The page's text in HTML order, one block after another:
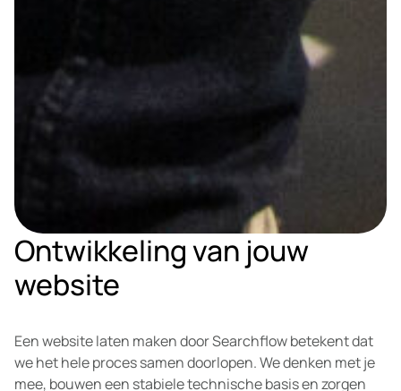
Ontwikkeling van jouw
website
Een website laten maken door Searchflow betekent dat
we het hele proces samen doorlopen. We denken met je
mee, bouwen een stabiele technische basis en zorgen